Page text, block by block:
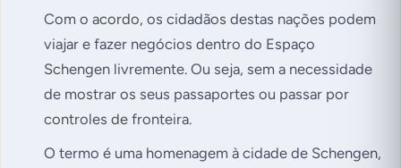
Com o acordo, os cidadãos destas nações podem
viajar e fazer negócios dentro do Espaço
Schengen livremente. Ou seja, sem a necessidade
de mostrar os seus passaportes ou passar por
controles de fronteira.
O termo é uma homenagem à cidade de Schengen,